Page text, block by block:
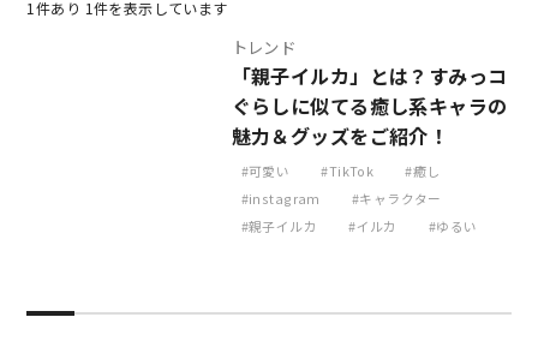
1 件あり 1件を表示しています
トレンド
「親子イルカ」とは？すみっコ
ぐらしに似てる癒し系キャラの
魅力＆グッズをご紹介！
可愛い TikTok
癒し
instagram
キャラクター
親子イルカ
イルカ ゆるい